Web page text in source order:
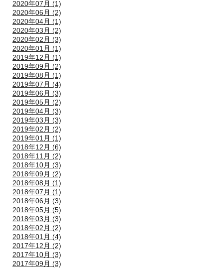
2020年07月 (1)
2020年06月 (2)
2020年04月 (1)
2020年03月 (2)
2020年02月 (3)
2020年01月 (1)
2019年12月 (1)
2019年09月 (2)
2019年08月 (1)
2019年07月 (4)
2019年06月 (3)
2019年05月 (2)
2019年04月 (3)
2019年03月 (3)
2019年02月 (2)
2019年01月 (1)
2018年12月 (6)
2018年11月 (2)
2018年10月 (3)
2018年09月 (2)
2018年08月 (1)
2018年07月 (1)
2018年06月 (3)
2018年05月 (5)
2018年03月 (3)
2018年02月 (2)
2018年01月 (4)
2017年12月 (2)
2017年10月 (3)
2017年09月 (3)